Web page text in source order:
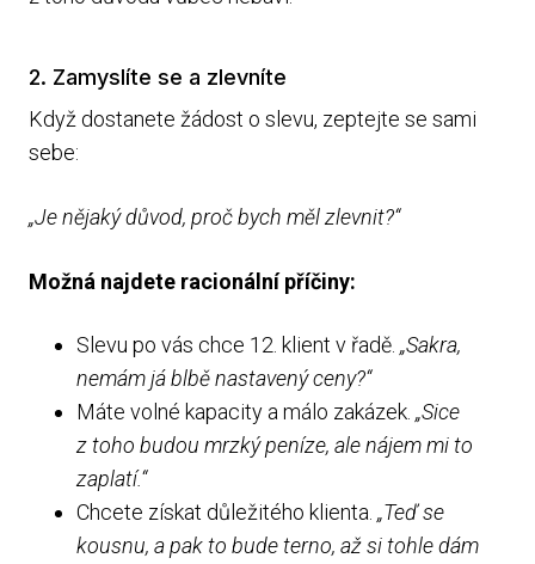
2. Zamyslíte se a zlevníte
Když dostanete žádost o slevu, zeptejte se sami
sebe:
„Je nějaký důvod, proč bych měl zlevnit?“
Možná najdete racionální příčiny:
Slevu po vás chce 12. klient v řadě. „Sakra,
nemám já blbě nastavený ceny?“
Máte volné kapacity a málo zakázek. „Sice
z toho budou mrzký peníze, ale nájem mi to
zaplatí.“
Chcete získat důležitého klienta. „Teď se
kousnu, a pak to bude terno, až si tohle dám